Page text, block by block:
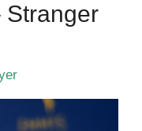
Stranger